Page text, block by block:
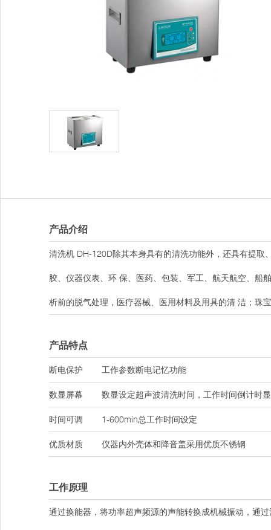
产品介绍
清洗机 DH-120D除其本身具有的清洗功能外，还具有提
胶、仪器仪表、环 保、医药、包装、军工、航天航空、船
析前的脱气处理，医疗器械、医用材料及用具的清 洁；珠
产品特点
断电保护 工作参数断电记忆功能
数显屏幕 数显设定超声波清洗时间，工作时间倒计时
时间可调 1-600min总工作时间设定
优质材质 仪器内外壳体和降音盖采用优质不锈钢
工作原理
通过换能器，将功率超声频源的声能转换成机械振动，通